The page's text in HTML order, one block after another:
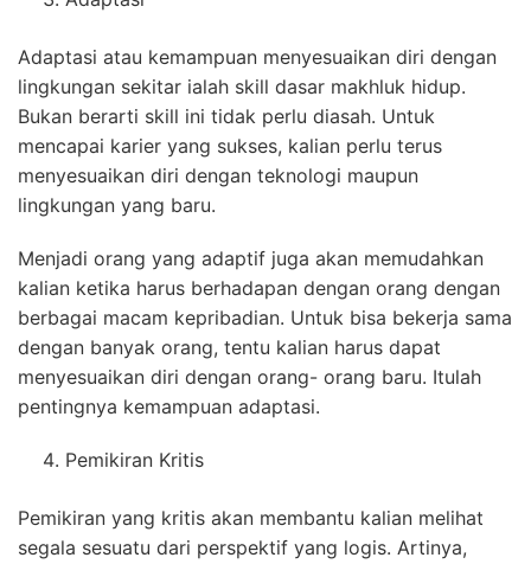
Adaptasi atau kemampuan menyesuaikan diri dengan
lingkungan sekitar ialah skill dasar makhluk hidup.
Bukan berarti skill ini tidak perlu diasah. Untuk
mencapai karier yang sukses, kalian perlu terus
menyesuaikan diri dengan teknologi maupun
lingkungan yang baru.
Menjadi orang yang adaptif juga akan memudahkan
kalian ketika harus berhadapan dengan orang dengan
berbagai macam kepribadian. Untuk bisa bekerja sama
dengan banyak orang, tentu kalian harus dapat
menyesuaikan diri dengan orang- orang baru. Itulah
pentingnya kemampuan adaptasi.
Pemikiran Kritis
Pemikiran yang kritis akan membantu kalian melihat
segala sesuatu dari perspektif yang logis. Artinya,